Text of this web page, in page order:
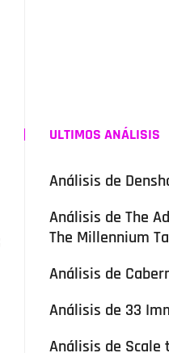
ULTIMOS ANÁLISIS
Análisis de
Análisis de The
The Millennium
Análisis de
Análisis de 33
Análisis de Scale